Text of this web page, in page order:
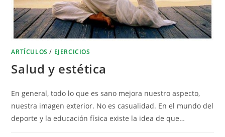
ARTÍCULOS / EJERCICIOS
Salud y estética
En general, todo lo que es sano mejora nuestro aspecto,
nuestra imagen exterior. No es casualidad. En el mundo del
deporte y la educación física existe la idea de que…